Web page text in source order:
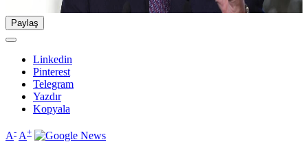
Paylaş
Linkedin
Pinterest
Telegram
Yazdır
Kopyala
A- A+